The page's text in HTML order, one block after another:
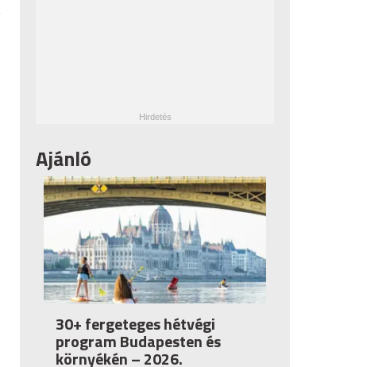
Ajánló
30+ fergeteges hétvégi
program Budapesten és
környékén – 2026.